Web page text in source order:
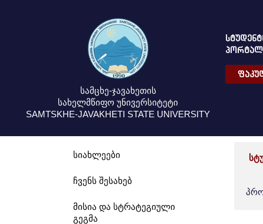
სამცხე-ჯავახეთის
სახელმწიფო უნივერსიტეტი
SAMTSKHE-JAVAKHETI STATE UNIVERSITY
სიახლეები
ჩვენს შესახებ
მისია და სტრატეგიული
გეგმა